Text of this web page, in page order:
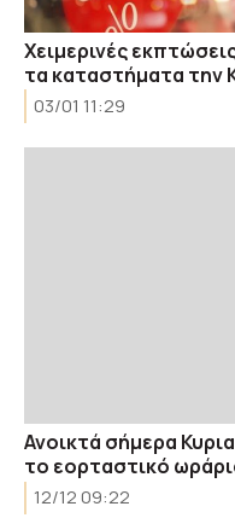
Χειμερινές
τα καταστήματα την
03/01 11:29
Ανοικτά σήμερα
το εορταστικό
12/12 09:22